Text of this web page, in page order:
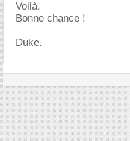
Voilà.
Bonne chance !
Duke.